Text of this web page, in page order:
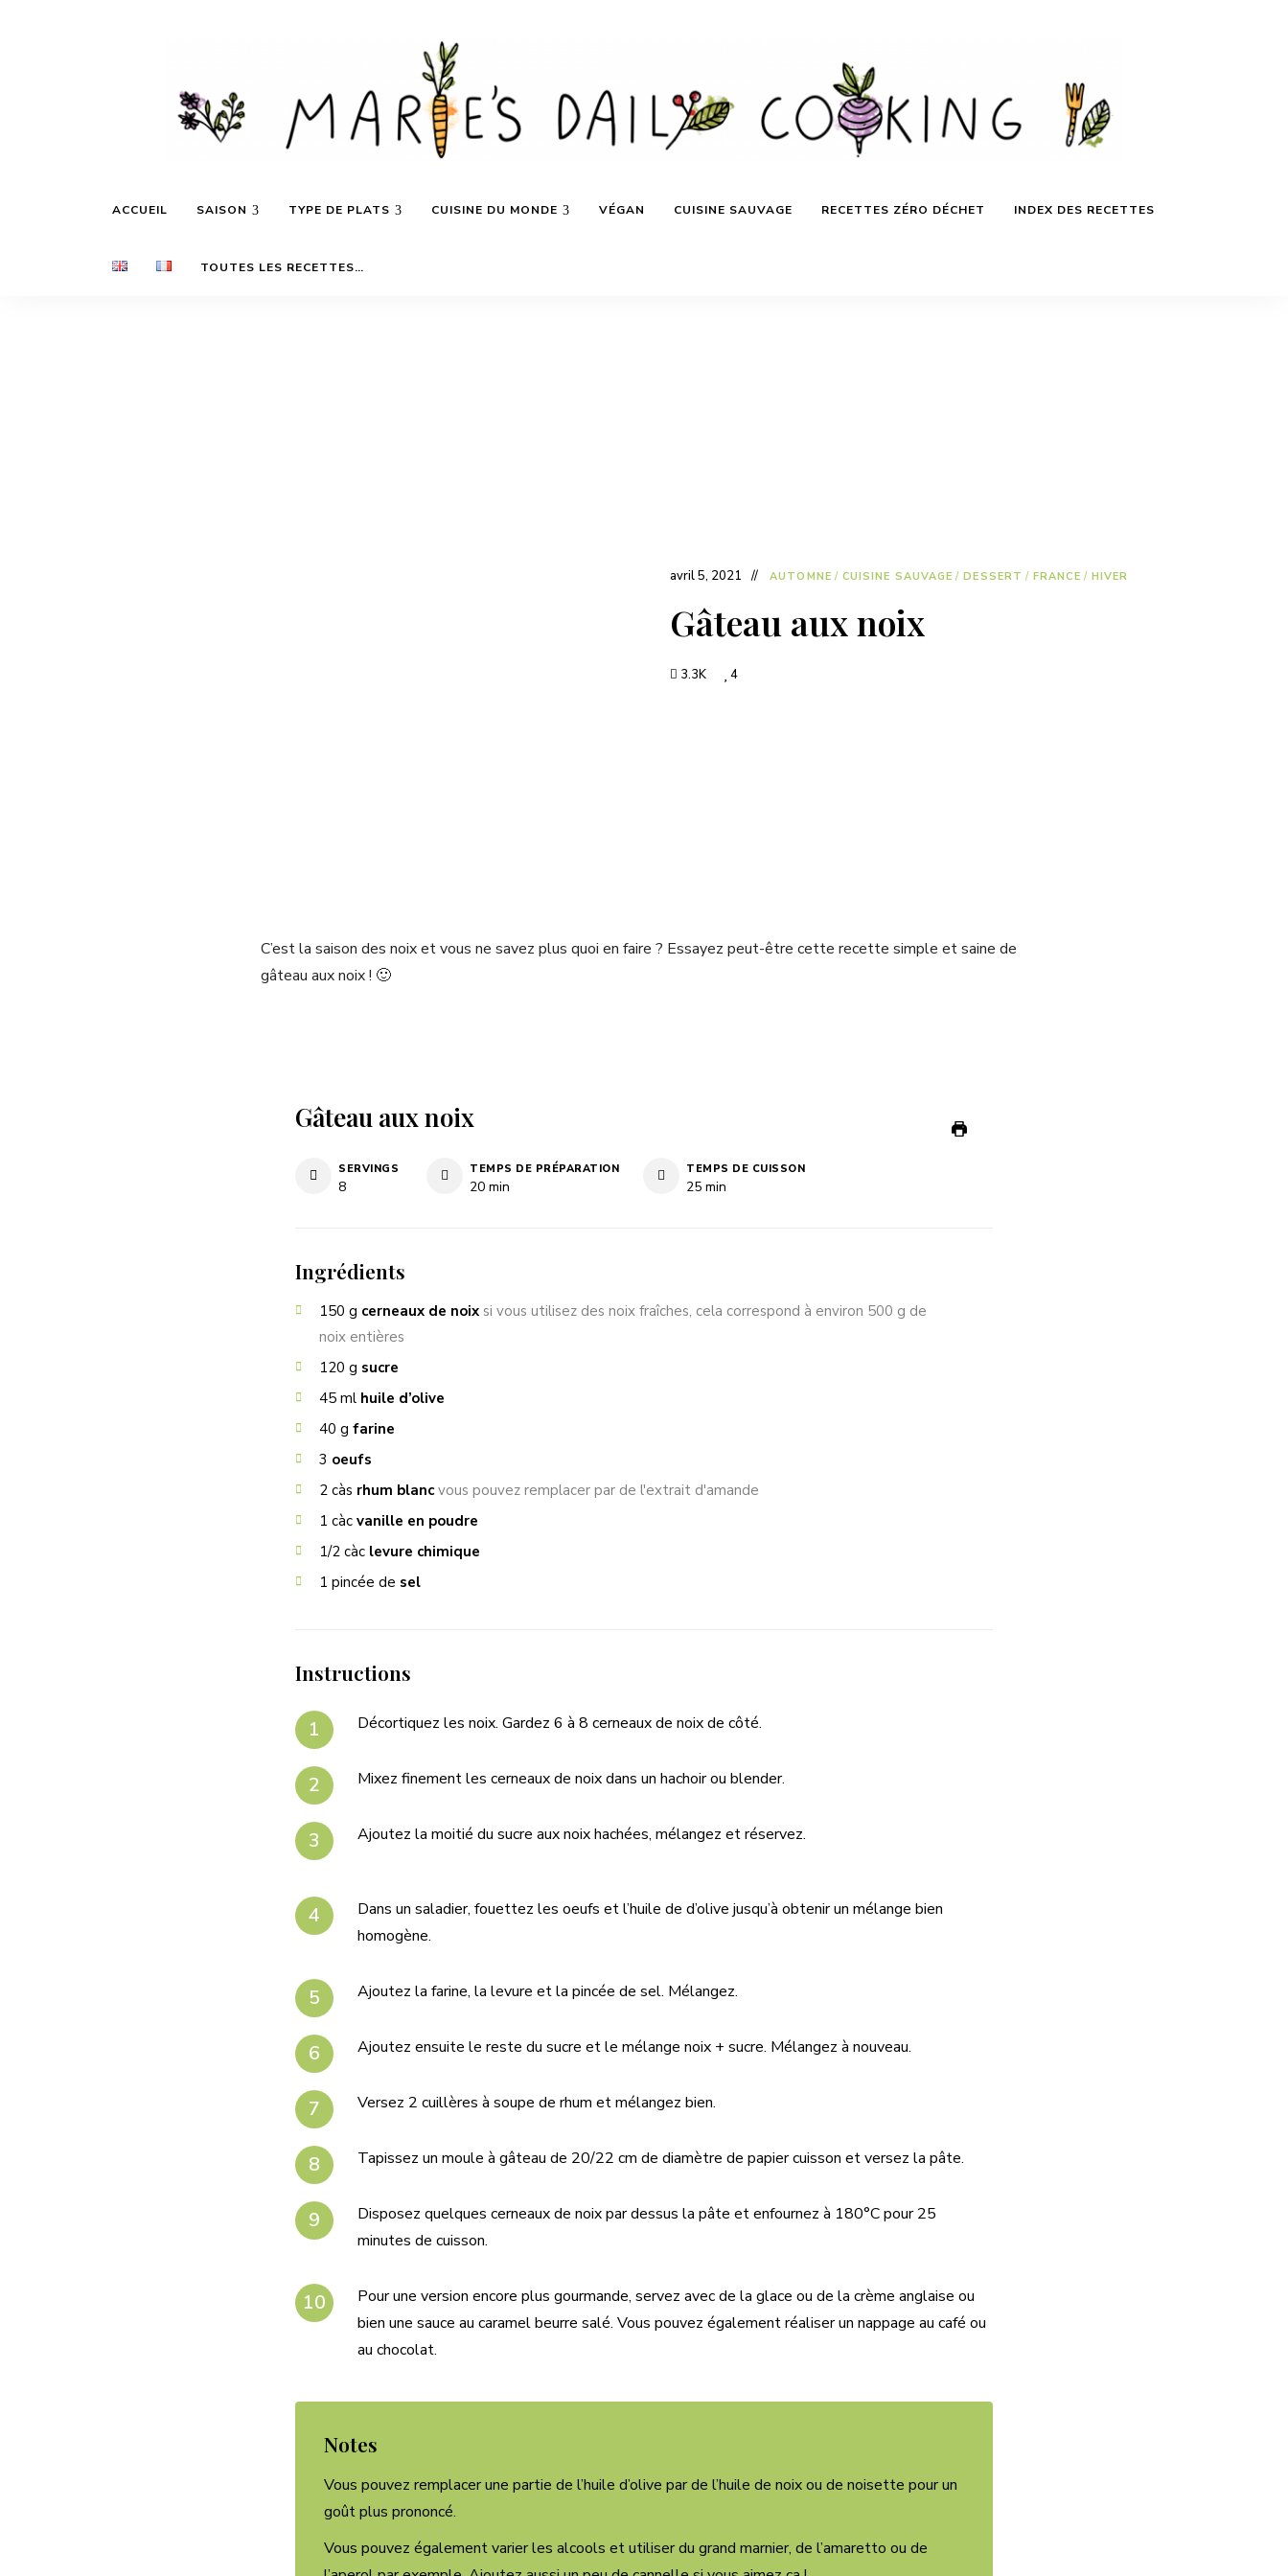
Marie's
Daily
recettes
inspirées
saisons
ACCUEIL SAISON TYPE DE PLATS CUISINE DU MONDE VÉGAN CUISINE SAUVAGE RECETTES ZÉRO DÉCHET INDEX DES RECETTES
TOUTES LES RECETTES…
avril 5, 2021 AUTOMNE / CUISINE SAUVAGE / DESSERT / FRANCE / HIVER
Gâteau aux noix
3.3K 4
C’est la saison des noix et vous ne savez plus quoi en faire ? Essayez peut-être cette recette simple et saine de
gâteau aux noix ! 🙂
Gâteau aux noix
SERVINGS
8
TEMPS DE PRÉPARATION
20minutes
min
TEMPS DE CUISSON
25minutes
min
Ingrédients
150 g cerneaux de noix si vous utilisez des noix fraîches, cela correspond à environ 500 g de
noix entières
120 g sucre
45 ml huile d’olive
40 g farine
3 oeufs
2 càs rhum blanc vous pouvez remplacer par de l'extrait d'amande
1 càc vanille en poudre
1/2 càc levure chimique
1 pincée de sel
Instructions
Décortiquez les noix. Gardez 6 à 8 cerneaux de noix de côté.
Mixez finement les cerneaux de noix dans un hachoir ou blender.
Ajoutez la moitié du sucre aux noix hachées, mélangez et réservez.
Dans un saladier, fouettez les oeufs et l’huile de d’olive jusqu’à obtenir un mélange bien
homogène.
Ajoutez la farine, la levure et la pincée de sel. Mélangez.
Ajoutez ensuite le reste du sucre et le mélange noix + sucre. Mélangez à nouveau.
Versez 2 cuillères à soupe de rhum et mélangez bien.
Tapissez un moule à gâteau de 20/22 cm de diamètre de papier cuisson et versez la pâte.
Disposez quelques cerneaux de noix par dessus la pâte et enfournez à 180°C pour 25
minutes de cuisson.
Pour une version encore plus gourmande, servez avec de la glace ou de la crème anglaise ou
bien une sauce au caramel beurre salé. Vous pouvez également réaliser un nappage au café ou
au chocolat.
Notes
Vous pouvez remplacer une partie de l’huile d’olive par de l’huile de noix ou de noisette pour un
goût plus prononcé.
Vous pouvez également varier les alcools et utiliser du grand marnier, de l’amaretto ou de